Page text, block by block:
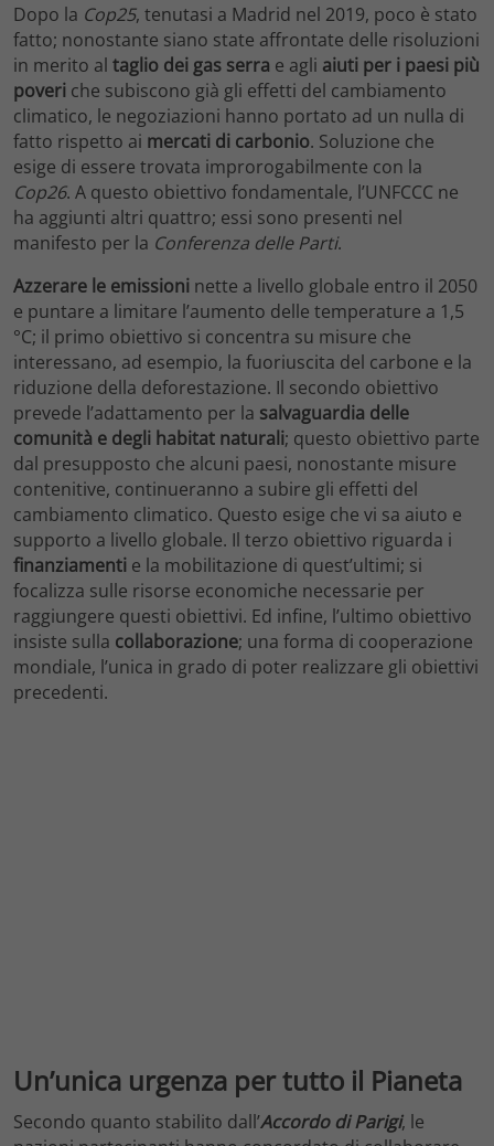
Dopo la Cop25, tenutasi a Madrid nel 2019, poco è stato
fatto; nonostante siano state affrontate delle risoluzioni
in merito al taglio dei gas serra e agli aiuti per i paesi più
poveri che subiscono già gli effetti del cambiamento
climatico, le negoziazioni hanno portato ad un nulla di
fatto rispetto ai mercati di carbonio. Soluzione che
esige di essere trovata improrogabilmente con la
Cop26. A questo obiettivo fondamentale, l’UNFCCC ne
ha aggiunti altri quattro; essi sono presenti nel
manifesto per la Conferenza delle Parti.
Azzerare le emissioni nette a livello globale entro il 2050
e puntare a limitare l’aumento delle temperature a 1,5
°C; il primo obiettivo si concentra su misure che
interessano, ad esempio, la fuoriuscita del carbone e la
riduzione della deforestazione. Il secondo obiettivo
prevede l’adattamento per la salvaguardia delle
comunità e degli habitat naturali; questo obiettivo parte
dal presupposto che alcuni paesi, nonostante misure
contenitive, continueranno a subire gli effetti del
cambiamento climatico. Questo esige che vi sa aiuto e
supporto a livello globale. Il terzo obiettivo riguarda i
finanziamenti e la mobilitazione di quest’ultimi; si
focalizza sulle risorse economiche necessarie per
raggiungere questi obiettivi. Ed infine, l’ultimo obiettivo
insiste sulla collaborazione; una forma di cooperazione
mondiale, l’unica in grado di poter realizzare gli obiettivi
precedenti.
Un’unica urgenza per tutto il Pianeta
Secondo quanto stabilito dall’Accordo di Parigi, le